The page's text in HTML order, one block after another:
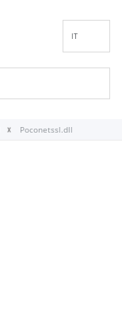
IT
Poconetssl.dll